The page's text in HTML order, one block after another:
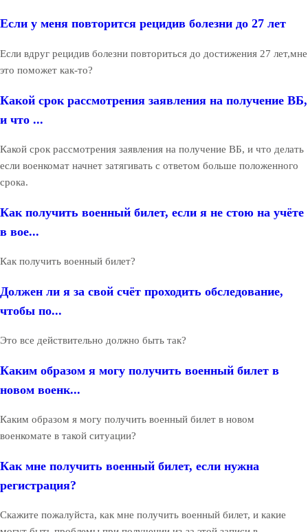
Если у меня повторится рецидив болезни до 27 лет
Если вдруг рецидив болезни повториться до достижения 27 лет,мне
это поможет как-то?
Какой срок рассмотрения заявления на получение ВБ,
и что ...
Какой срок рассмотрения заявления на получение ВБ, и что делать
если военкомат начнет затягивать с ответом больше положенного
срока.
Как получить военный билет, если я не стою на учёте
в вое...
Как получить военный билет?
Должен ли я за свой счёт проходить обследование,
чтобы по...
Это все действительно должно быть так?
Каким образом я могу получить военный билет в
новом военк...
Каким образом я могу получить военный билет в новом
военкомате в такой ситуации?
Как мне получить военный билет, если нужна
регистрация?
Скажите пожалуйста, как мне получить военный билет, и какие